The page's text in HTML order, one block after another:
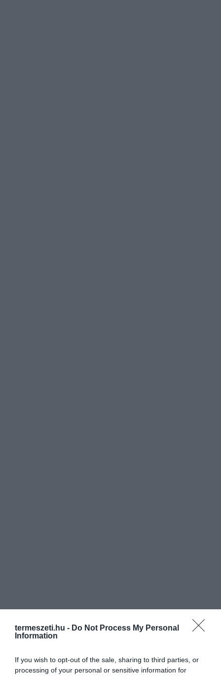
termeszeti.hu - Do Not Process My Personal
Information
If you wish to opt-out of the sale, sharing to third parties, or
processing of your personal or sensitive information for